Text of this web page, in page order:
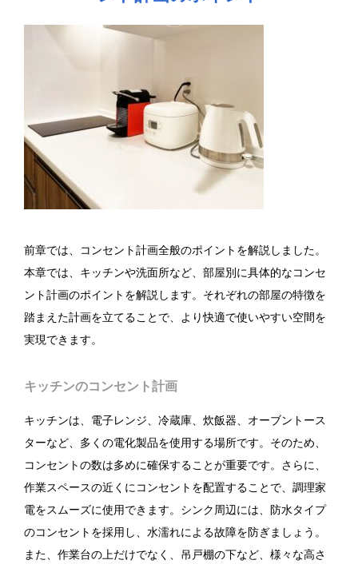
前章では、コンセント計画全般のポイントを解説しました。
本章では、キッチンや洗面所など、部屋別に具体的なコンセ
ント計画のポイントを解説します。それぞれの部屋の特徴を
踏まえた計画を立てることで、より快適で使いやすい空間を
実現できます。
キッチンのコンセント計画
キッチンは、電子レンジ、冷蔵庫、炊飯器、オーブントース
ターなど、多くの電化製品を使用する場所です。そのため、
コンセントの数は多めに確保することが重要です。さらに、
作業スペースの近くにコンセントを配置することで、調理家
電をスムーズに使用できます。シンク周辺には、防水タイプ
のコンセントを採用し、水濡れによる故障を防ぎましょう。
また、作業台の上だけでなく、吊戸棚の下など、様々な高さ